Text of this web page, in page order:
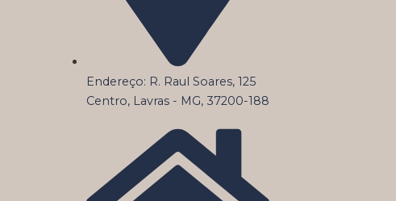
Endereço: R. Raul Soares, 125
Centro, Lavras - MG, 37200-188